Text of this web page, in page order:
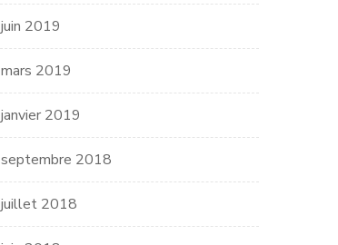
juin 2019
mars 2019
janvier 2019
septembre 2018
juillet 2018